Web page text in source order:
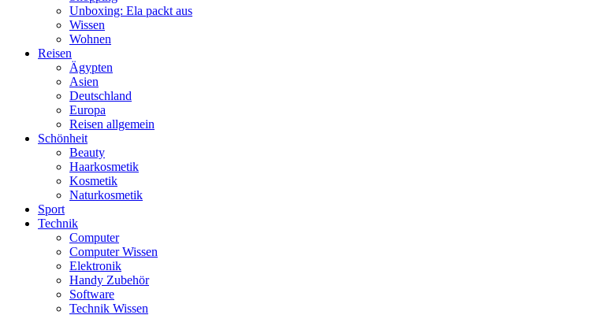
Unboxing: Ela packt aus
Wissen
Wohnen
Reisen
Ägypten
Asien
Deutschland
Europa
Reisen allgemein
Schönheit
Beauty
Haarkosmetik
Kosmetik
Naturkosmetik
Sport
Technik
Computer
Computer Wissen
Elektronik
Handy Zubehör
Software
Technik Wissen